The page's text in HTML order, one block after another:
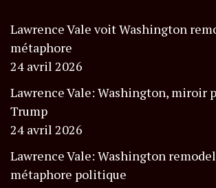
Lawrence Vale voit Washington
métaphore
24 avril 2026
Lawrence Vale: Washington, miroir
Trump
24 avril 2026
Lawrence Vale: Washington
métaphore politique